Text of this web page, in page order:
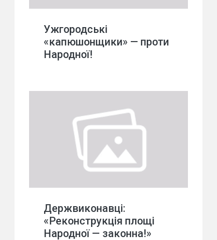
Ужгородські
«капюшонщики» — проти
Народної!
Держвиконавці:
«Реконструкція площі
Народної — законна!»